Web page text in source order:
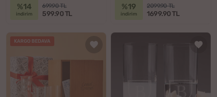
%14
indirim
699.90 TL
599.90 TL
%19
indirim
2099.90 TL
1699.90 TL
KARGO BEDAVA